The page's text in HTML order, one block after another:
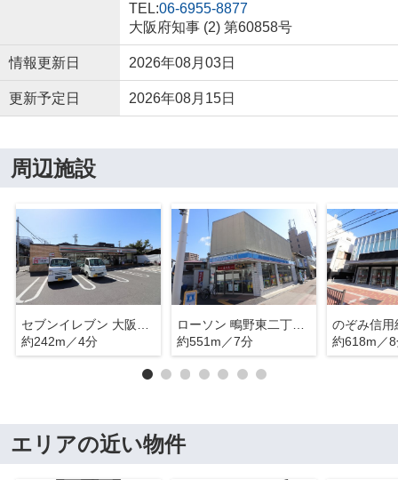
TEL:06-6955-8877
大阪府知事 (2) 第60858号
情報更新日 2026年08月03日
更新予定日 2026年08月15日
周辺施設
約242m／4分
ローソン 鴫野東二丁目店
約551m／7分
約618m／
エリアの近い物件